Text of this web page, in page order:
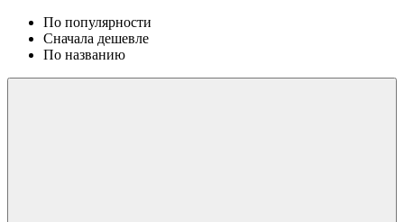
По популярности
Сначала дешевле
По названию